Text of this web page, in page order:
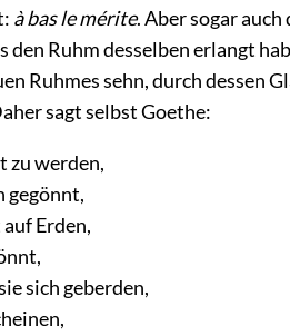
à bas le mérite. Aber sogar
den Ruhm desselben erlangt
Ruhmes sehn, durch dessen
sagt selbst Goethe:
zu werden,
gegönnt,
Erden,
sich geberden,